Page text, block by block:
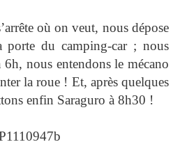
où on veut, nous dépose
du camping-car ; nous
nous entendons le mécano
la roue ! Et, après quelques
enfin Saraguro à 8h30 !